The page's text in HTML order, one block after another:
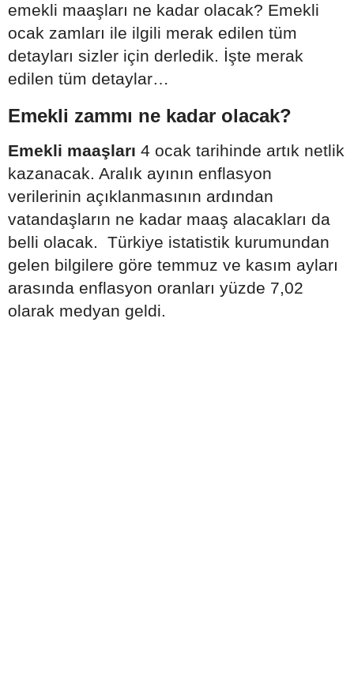
emekli maaşları ne kadar olacak? Emekli
ocak zamları ile ilgili merak edilen tüm
detayları sizler için derledik. İşte merak
edilen tüm detaylar…
Emekli zammı ne kadar olacak?
Emekli maaşları 4 ocak tarihinde artık netlik
kazanacak. Aralık ayının enflasyon
verilerinin açıklanmasının ardından
vatandaşların ne kadar maaş alacakları da
belli olacak. Türkiye istatistik kurumundan
gelen bilgilere göre temmuz ve kasım ayları
arasında enflasyon oranları yüzde 7,02
olarak medyan geldi.